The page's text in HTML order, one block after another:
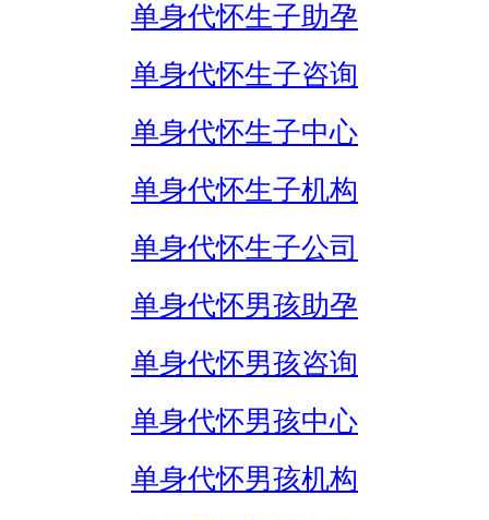
单身代怀生子助孕
单身代怀生子咨询
单身代怀生子中心
单身代怀生子机构
单身代怀生子公司
单身代怀男孩助孕
单身代怀男孩咨询
单身代怀男孩中心
单身代怀男孩机构